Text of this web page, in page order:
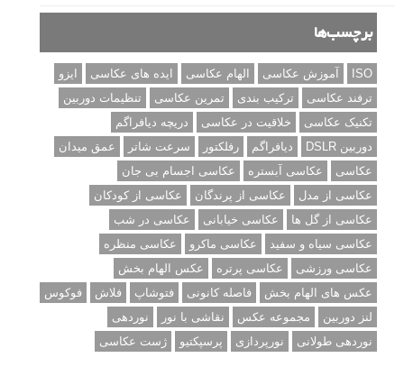
برچسب‌ها
ISO آموزش عکاسی الهام عکاسی ایده های عکاسی
ایزو
ترفند عکاسی
ترکیب بندی تمرین عکاسی
تنظیمات دوربین
تکنیک عکاسی
خلاقیت در عکاسی
دریچه دیافراگم
دوربین DSLR
دیافراگم رفلکتور سرعت شاتر
عمق میدان
عکاسی
عکاسی آبستره
عکاسی اجسام بی جان
عکاسی از مدل
عکاسی از پرندگان
عکاسی از کودکان
عکاسی از گل ها
عکاسی خیابانی
عکاسی در شب
عکاسی سیاه و سفید
عکاسی ماکرو
عکاسی منظره
عکاسی ورزشی
عکاسی پرتره
عکس الهام بخش
عکس های الهام بخش
فاصله کانونی فتوشاپ فلاش
فوکوس
لنز دوربین
مجموعه عکس نقاشی با نور
نوردهی
نوردهی طولانی
نورپردازی پرسپکتیو ژست عکاسی